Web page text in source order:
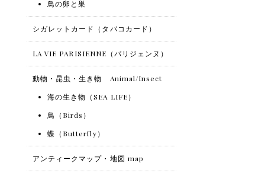
鳥の卵と巣
シガレットカード（タバコカード）
LA VIE PARISIENNE（パリジェンヌ）
動物・昆虫・生き物 Animal/Insect
海の生き物（SEA LIFE）
鳥（Birds）
蝶（Butterfly）
アンティークマップ・地図 map